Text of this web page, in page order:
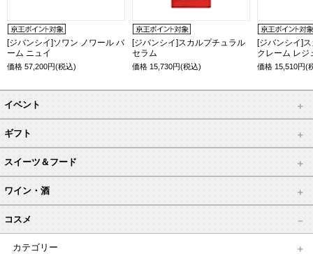
[ジバンシイ]ソワン ノワール バ
ーム ニュイ
価格 57,200円(税込)
[ジバンシイ]スカルプチュラル
セラム
価格15,730円(税込)
[ジバンシイ]
クレーム レジ
価格15,510円(
イベント
ギフト
スイーツ＆フード
ワイン・酒
コスメ
カテゴリー